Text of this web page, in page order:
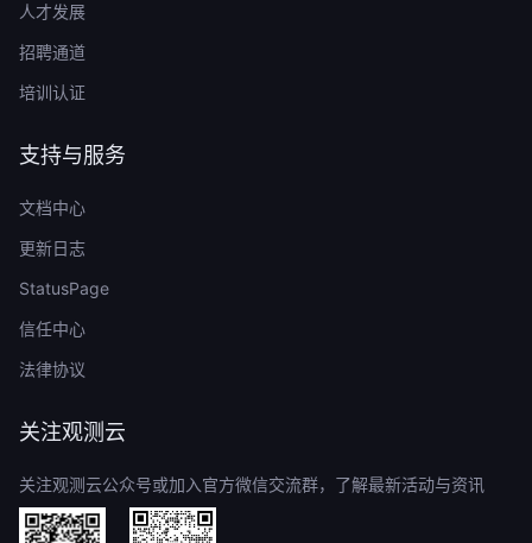
人才发展
招聘通道
培训认证
支持与服务
文档中心
更新日志
StatusPage
信任中心
法律协议
关注观测云
关注观测云公众号或加入官方微信交流群，了解最新活动与资讯